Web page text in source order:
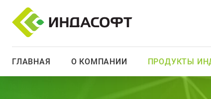
ГЛАВНАЯ О КОМПАНИИ ПРОДУКТЫ